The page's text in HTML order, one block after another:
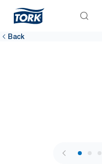
Back